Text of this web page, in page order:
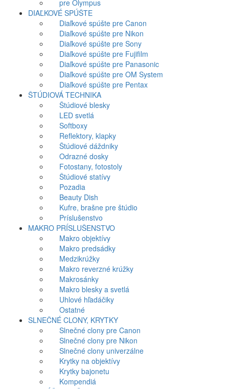
pre Olympus
DIAĽKOVÉ SPÚŠTE
Diaľkové spúšte pre Canon
Diaľkové spúšte pre Nikon
Diaľkové spúšte pre Sony
Diaľkové spúšte pre Fujifilm
Diaľkové spúšte pre Panasonic
Diaľkové spúšte pre OM System
Diaľkové spúšte pre Pentax
ŠTÚDIOVÁ TECHNIKA
Štúdiové blesky
LED svetlá
Softboxy
Reflektory, klapky
Štúdiové dáždniky
Odrazné dosky
Fotostany, fotostoly
Štúdiové statívy
Pozadia
Beauty Dish
Kufre, brašne pre štúdio
Príslušenstvo
MAKRO PRÍSLUŠENSTVO
Makro objektívy
Makro predsádky
Medzikrúžky
Makro reverzné krúžky
Makrosánky
Makro blesky a svetlá
Uhlové hľadáčiky
Ostatné
SLNEČNÉ CLONY, KRYTKY
Slnečné clony pre Canon
Slnečné clony pre Nikon
Slnečné clony univerzálne
Krytky na objektívy
Krytky bajonetu
Kompendiá